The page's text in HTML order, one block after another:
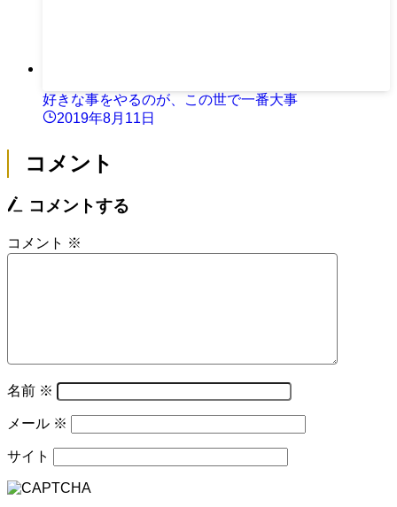
好きな事をやるのが、この世で一番大事
2019年8月11日
コメント
コメントする
コメント ※
名前 ※
メール ※
サイト